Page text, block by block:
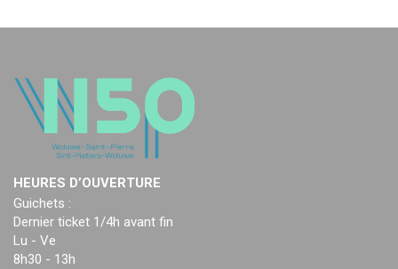
HEURES D’OUVERTURE
Guichets :
Dernier ticket 1/4h avant fin
Lu - Ve
8h30 - 13h